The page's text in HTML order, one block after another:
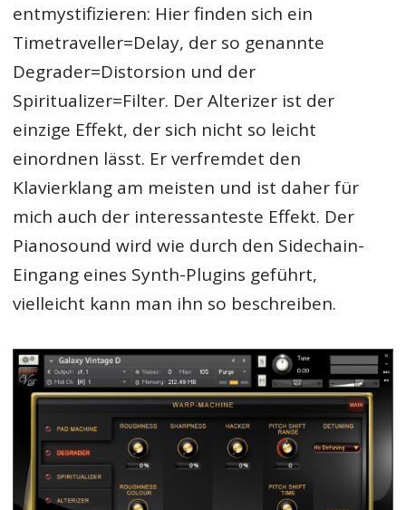
entmystifizieren: Hier finden sich ein
Timetraveller=Delay, der so genannte
Degrader=Distorsion und der
Spiritualizer=Filter. Der Alterizer ist der
einzige Effekt, der sich nicht so leicht
einordnen lässt. Er verfremdet den
Klavierklang am meisten und ist daher für
mich auch der interessanteste Effekt. Der
Pianosound wird wie durch den Sidechain-
Eingang eines Synth-Plugins geführt,
vielleicht kann man ihn so beschreiben.